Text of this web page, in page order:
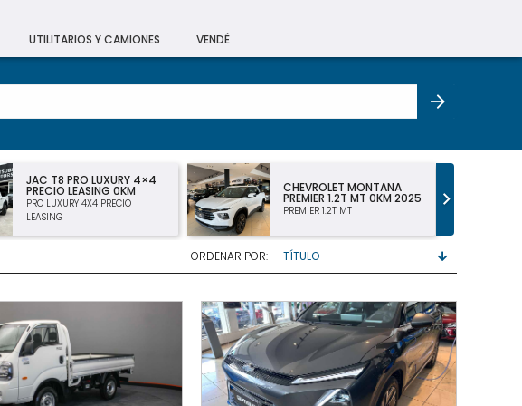
UTILITARIOS Y CAMIONES VENDÉ
CHEVROLET MONTANA
PREMIER 1.2T MT 0KM 2025
PREMIER 1.2T MT
CHEVROLET MONTANA LT
DC 1.2 TURBO 2025
LT 1.2 TURBO DOBLE CABINA
ORDENAR POR: